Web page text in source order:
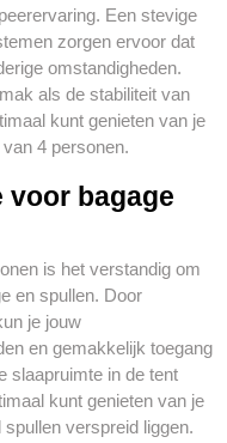
Een stevige
zorgen ervoor dat
omstandigheden.
als de stabiliteit van
kunt genieten van je
4 personen.
voor bagage
is het verstandig om
en spullen. Door
je jouw
en gemakkelijk toegang
slaapruimte in de tent
kunt genieten van je
verspreid liggen.